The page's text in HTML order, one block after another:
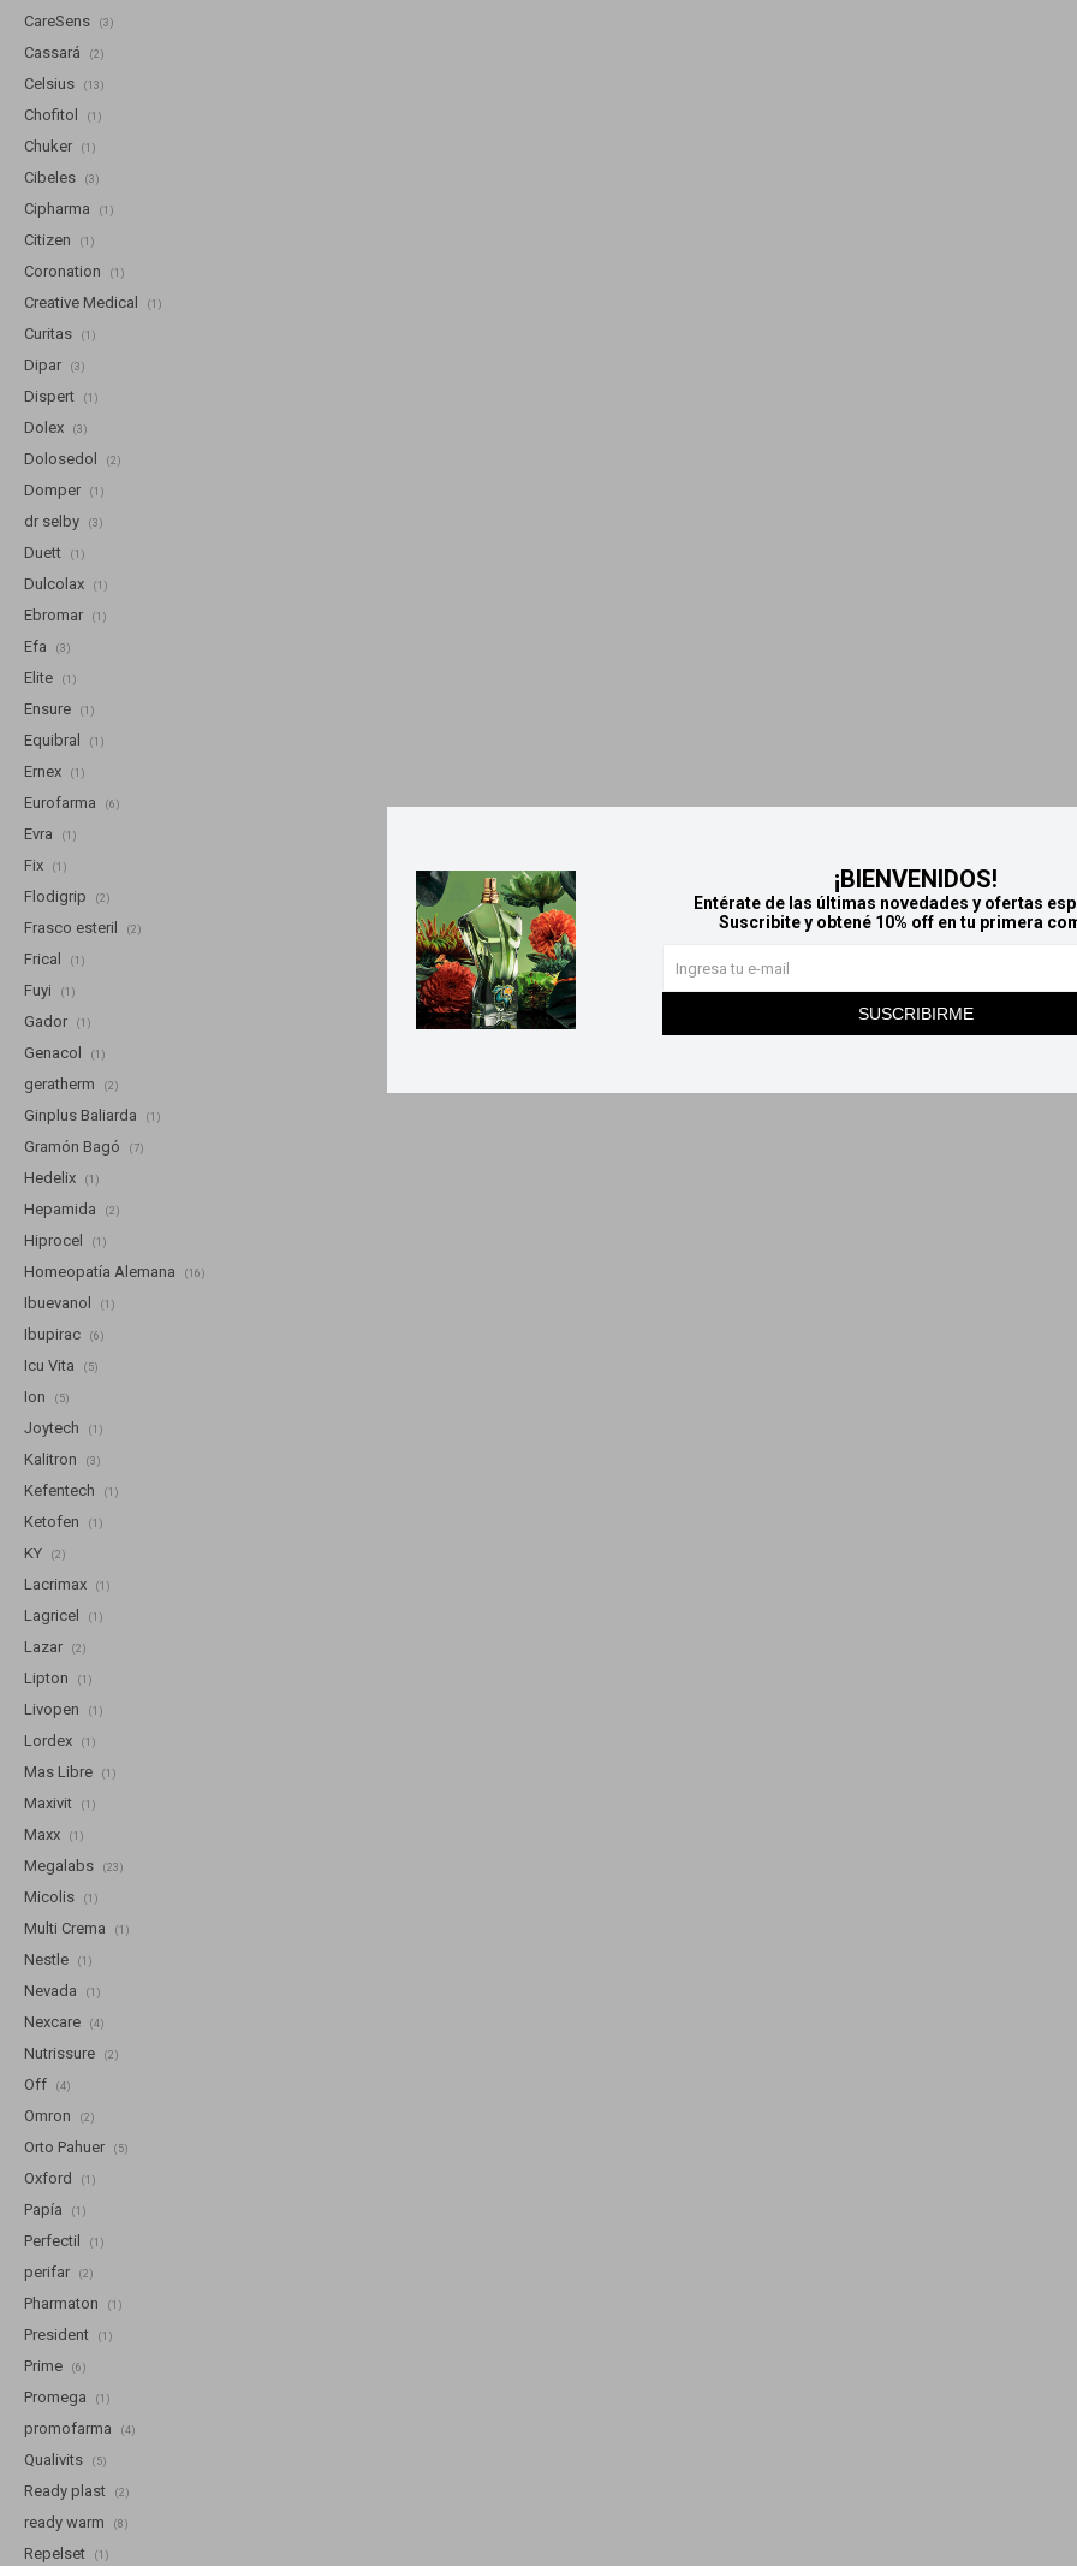
¡BIENVENIDOS!
Entérate de las últimas novedades y ofertas
Suscribite y obtené 10% off en tu primera
SUSCRIBIRME
CareSens (3)
Cassará (2)
Celsius (13)
Chofitol (1)
Chuker (1)
Cibeles (3)
Cipharma (1)
Citizen (1)
Coronation (1)
Creative Medical (1)
Curitas (1)
Dipar (3)
Dispert (1)
Dolex (3)
Dolosedol (2)
Domper (1)
dr selby (3)
Duett (1)
Dulcolax (1)
Ebromar (1)
Efa (3)
Elite (1)
Ensure (1)
Equibral (1)
Ernex (1)
Eurofarma (6)
Evra (1)
Fix (1)
Flodigrip (2)
Frasco esteril (2)
Frical (1)
Fuyi (1)
Gador (1)
Genacol (1)
geratherm (2)
Ginplus Baliarda (1)
Gramón Bagó (7)
Hedelix (1)
Hepamida (2)
Hiprocel (1)
Homeopatía Alemana (16)
Ibuevanol (1)
Ibupirac (6)
Icu Vita (5)
Ion (5)
Joytech (1)
Kalitron (3)
Kefentech (1)
Ketofen (1)
KY (2)
Lacrimax (1)
Lagricel (1)
Lazar (2)
Lipton (1)
Livopen (1)
Lordex (1)
Mas Libre (1)
Maxivit (1)
Maxx (1)
Megalabs (23)
Micolis (1)
Multi Crema (1)
Nestle (1)
Nevada (1)
Nexcare (4)
Nutrissure (2)
Off (4)
Omron (2)
Orto Pahuer (5)
Oxford (1)
Papía (1)
Perfectil (1)
perifar (2)
Pharmaton (1)
President (1)
Prime (6)
Promega (1)
promofarma (4)
Qualivits (5)
Ready plast (2)
ready warm (8)
Repelset (1)